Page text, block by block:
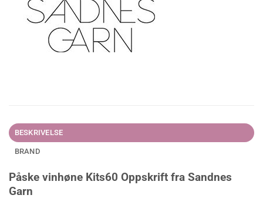
BESKRIVELSE
BRAND
Påske vinhøne Kits60 Oppskrift fra Sandnes
Garn